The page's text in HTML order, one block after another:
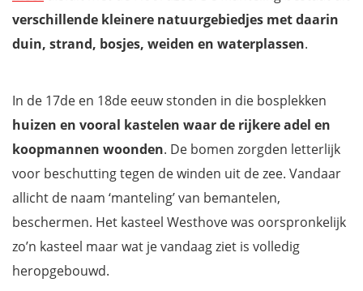
verschillende kleinere natuurgebiedjes met daarin
duin, strand, bosjes, weiden en waterplassen.
In de 17de en 18de eeuw stonden in die bosplekken
huizen en vooral kastelen waar de rijkere adel en
koopmannen woonden. De bomen zorgden letterlijk
voor beschutting tegen de winden uit de zee. Vandaar
allicht de naam ‘manteling’ van bemantelen,
beschermen. Het kasteel Westhove was oorspronkelijk
zo’n kasteel maar wat je vandaag ziet is volledig
heropgebouwd.